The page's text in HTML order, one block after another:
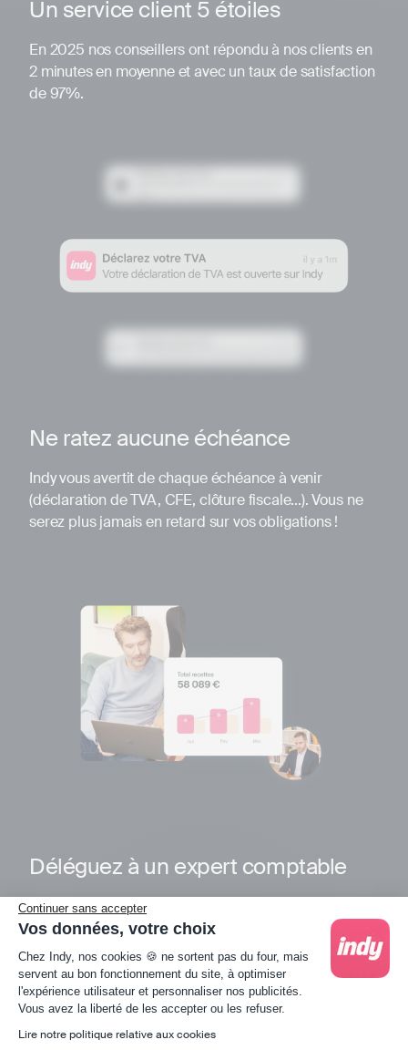
Continuer sans accepter
Vos données, votre choix
Plateforme de Gestion du Consentement :
Chez Indy, nos cookies 🍪 ne sortent pas du four, mais
servent au bon fonctionnement du site, à optimiser
l'expérience utilisateur et personnaliser nos publicités.
Vous avez la liberté de les accepter ou les refuser.
Lire notre politique relative aux cookies
Axeptio consent
Un service client 5 étoiles
En 2025 nos conseillers ont répondu à nos clients en
2 minutes en moyenne et avec un taux de satisfaction
de 97%.
Ne ratez aucune échéance
Indy vous avertit de chaque échéance à venir
(déclaration de TVA, CFE, clôture fiscale...). Vous ne
serez plus jamais en retard sur vos obligations !
Déléguez à un expert comptable
En 2025 nos conseillers ont répondu à nos clients en
2 minutes en moyenne et avec un taux de satisfaction
de 97%.
Démarrer